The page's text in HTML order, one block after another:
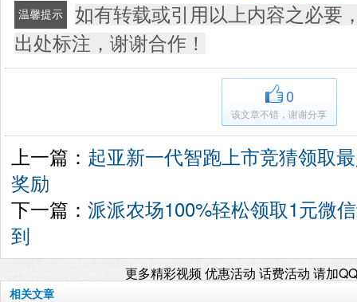
温馨提示
如有转载或引用以上内容之必要
出处标注，谢谢合作！
0
该文章不错，谢谢分享
上一篇： 起亚新一代智跑上市竞猜领取
奖励
下一篇： 派派农场100%轻松领取1元微
到
更多精彩视频 优惠活动 话费活动 请加
相关文章